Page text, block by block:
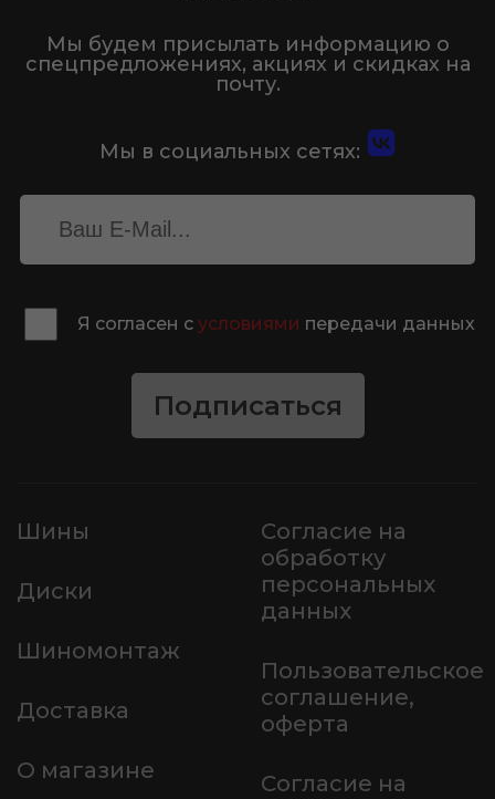
Мы будем присылать информацию о
спецпредложениях, акциях и скидках на
почту.
Мы в социальных сетях:
Я согласен с условиями передачи данных
Подписаться
Шины
Диски
Шиномонтаж
Доставка
О магазине
Согласие на
обработку
персональных
данных
Пользовательское
соглашение,
оферта
Согласие на